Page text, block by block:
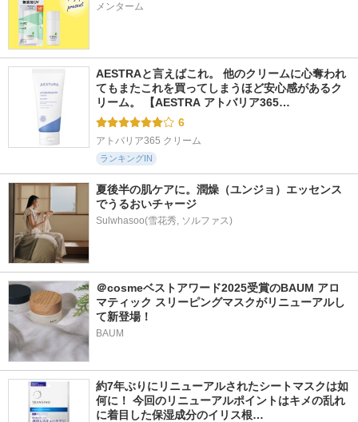
メンターム
AESTRAと言えばこれ。 他のクリームに心奪われ
てもまたこれを買ってしまうほど安心感があるク
リーム。 【AESTRA アトバリア365…
6
アトバリア365 クリーム
ランキングIN
夏後半の肌ケアに。潤燥（ユンジョ）エッセンス
でうるおいチャージ
Sulwhasoo(雪花秀, ソルファス)
＠cosmeベストアワード2025受賞のBAUM アロ
マティック スリーピングマスクがリニューアルし
て新登場！
BAUM
約7年ぶりにリニューアルされたシートマスクは如
何に！ 今回のリニューアルポイントはキメの乱れ
に着目した保湿成分のイリス根…